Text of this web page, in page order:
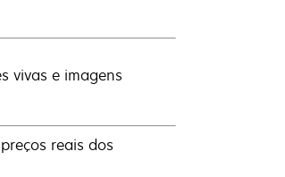
vivas e imagens
reais dos